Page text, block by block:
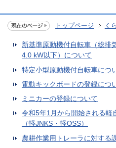
トップページ く
新基準原動機付自転車（総排
4.0 kW以下）について
特定小型原動機付自転車につ
電動キックボードの登録につ
ミニカーの登録について
令和5年1月から開始される軽
（軽JNKS・軽OSS）
農耕作業用トレーラに対する